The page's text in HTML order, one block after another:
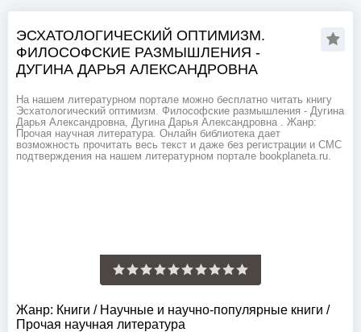
ЭСХАТОЛОГИЧЕСКИЙ ОПТИМИЗМ.
ФИЛОСОФСКИЕ РАЗМЫШЛЕНИЯ -
ДУГИНА ДАРЬЯ АЛЕКСАНДРОВНА
На нашем литературном портале можно бесплатно читать книгу
Эсхатологический оптимизм. Философские размышления - Дугина
Дарья Александровна, Дугина Дарья Александровна . Жанр:
Прочая научная литература. Онлайн библиотека дает
возможность прочитать весь текст и даже без регистрации и СМС
подтверждения на нашем литературном портале bookplaneta.ru.
Жанр: Книги / Научные и научно-популярные книги /
Прочая научная литература